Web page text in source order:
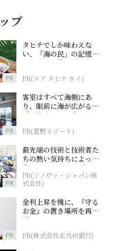
プ
PR
タヒチでしか味わえな
い、「海の民」の記憶へ
とつながる旅
PR(エア タヒチ ヌイ)
PR
客室はすべて海側にあ
り、眼前に海が広がる
『西表島ホテル by 星野
PR(星野リゾート)
PR
最先端の技術と技術者た
ちの熱い気持ちによって
作られているオーダーメ
イド補聴器
PR(ソノヴァ・ジャパン株
式会社)
PR
金利上昇を機に、『守る
お金』の置き場所を再検
討
PR(株式会社北九州銀行)